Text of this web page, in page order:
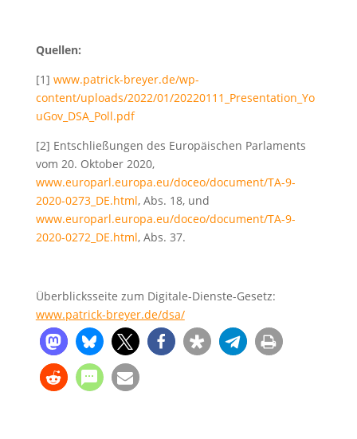
Quellen:
[1] www.patrick-breyer.de/wp-
content/uploads/2022/01/20220111_Presentation_Yo
uGov_DSA_Poll.pdf
[2] Entschließungen des Europäischen Parlaments
vom 20. Oktober 2020,
www.europarl.europa.eu/doceo/document/TA-9-
2020-0273_DE.html, Abs. 18, und
www.europarl.europa.eu/doceo/document/TA-9-
2020-0272_DE.html, Abs. 37.
Überblicksseite zum Digitale-Dienste-Gesetz:
www.patrick-breyer.de/dsa/